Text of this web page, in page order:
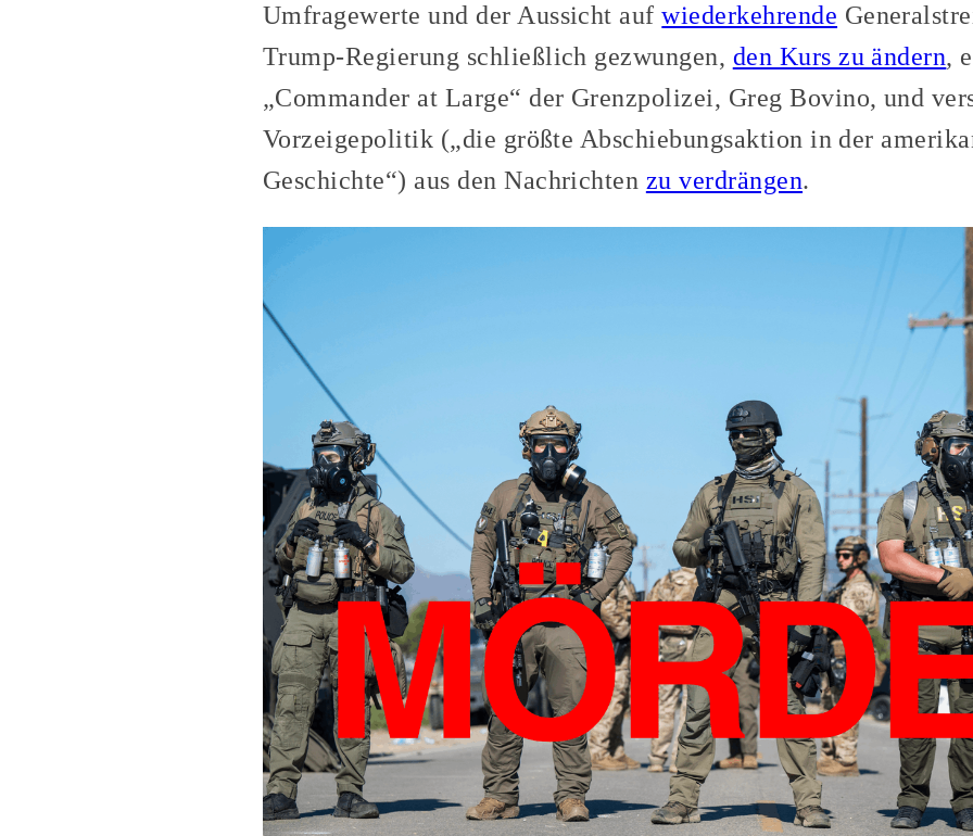
Umfragewerte und der Aussicht aufwiederkehrende
Trump-Regierung schließlich gezwungen, den Kurs zu ändern,
„Commander at Large“ der Grenzpolizei, Greg Bovino, und
Vorzeigepolitik („die größte Abschiebungsaktion in der
Geschichte“) aus den Nachrichten zu verdrängen.